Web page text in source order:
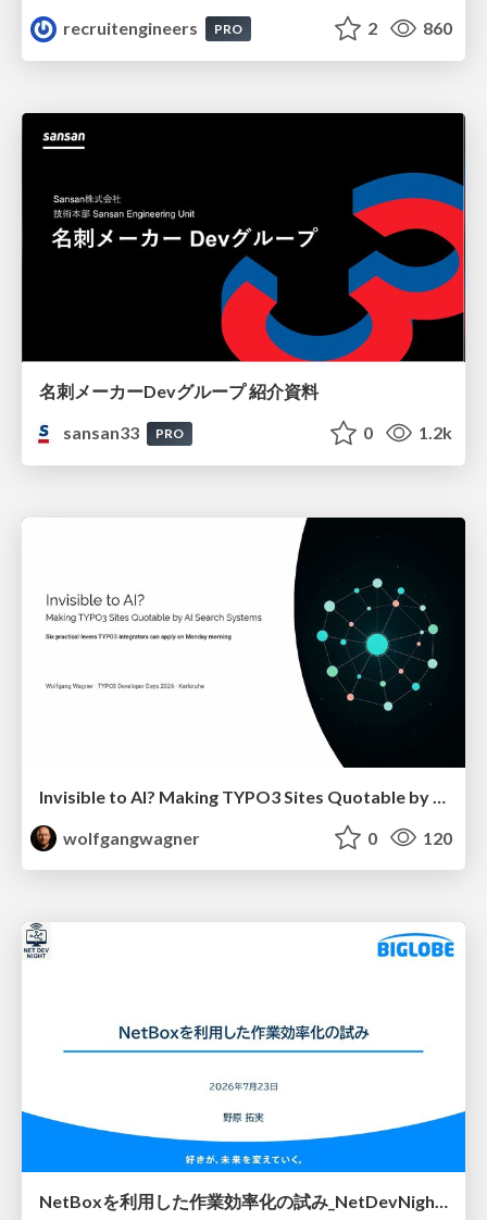
recruitengineers PRO 2 860
名刺メーカーDevグループ 紹介資料
sansan33
PRO 0 1.2k
wolfgangwagner
0 120
NetBoxを利用した作業効率化の試み_NetDevNight4